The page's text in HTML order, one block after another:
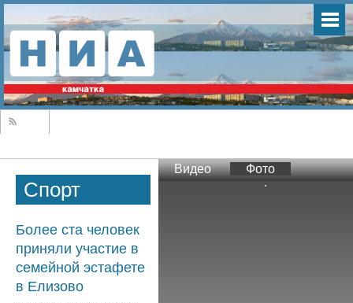
Спорт
Более ста человек
приняли участие в
семейной эстафете
в Елизово
Видео Фото